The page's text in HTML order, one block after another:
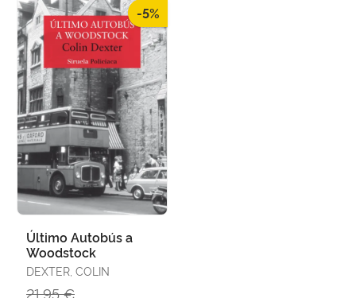
-5%
Último Autobús a
Woodstock
DEXTER, COLIN
21,95 €